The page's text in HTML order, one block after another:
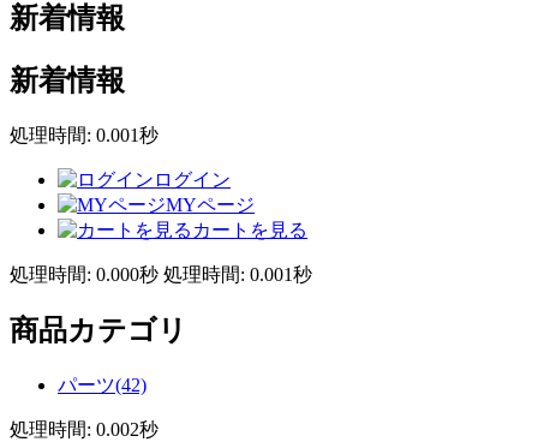
新着情報
新着情報
処理時間: 0.001秒
ログイン
MYページ
カートを見る
処理時間: 0.000秒 処理時間: 0.001秒
商品カテゴリ
パーツ(42)
処理時間: 0.002秒